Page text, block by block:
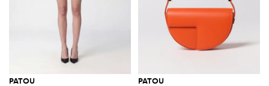
PATOU PATOU